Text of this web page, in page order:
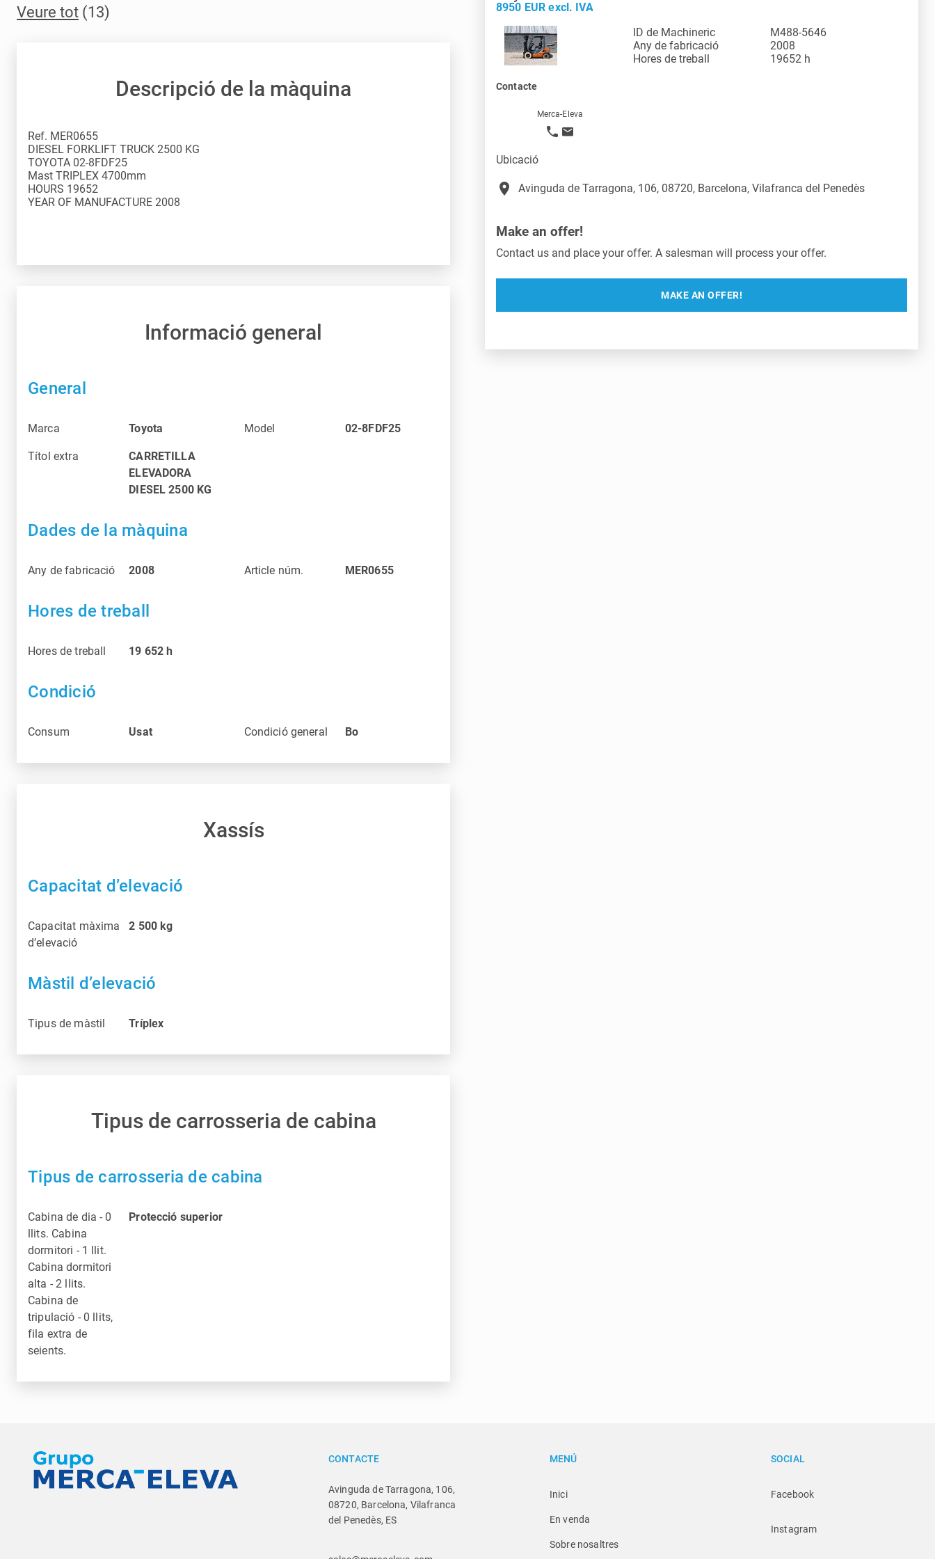
Veure tot (13)
Descripció de la màquina
Ref. MER0655
DIESEL FORKLIFT TRUCK 2500 KG
TOYOTA 02-8FDF25
Mast TRIPLEX 4700mm
HOURS 19652
YEAR OF MANUFACTURE 2008
Informació general
General
Marca Toyota Model 02-8FDF25
Títol extra
CARRETILLA
ELEVADORA
DIESEL 2500 KG
Dades de la màquina
Any de fabricació 2008 Article núm. MER0655
Hores de treball
Hores de treball 19 652h
Condició
Consum Usat Condició general Bo
Xassís
Capacitat d’elevació
Capacitat màxima
d’elevació
2 500 kg
Màstil d’elevació
Tipus de màstil Tríplex
Tipus de carrosseria de cabina
Tipus de carrosseria de cabina
Cabina de dia - 0
llits. Cabina
dormitori - 1 llit.
Cabina dormitori
alta - 2 llits.
Cabina de
tripulació - 0 llits,
fila extra de
seients.
Protecció superior
8950 EUR excl. IVA
ID de Machineric
M488-5646
Any de fabricació
2008
Hores de treball
19652 h
Contacte
Merca-Eleva
Ubicació
place Avinguda de Tarragona, 106, 08720, Barcelona, Vilafranca del Penedès
Make an offer!
Contact us and place your offer. A salesman will process your offer.
MAKE AN OFFER!
CONTACTE
Avinguda de Tarragona, 106,
08720, Barcelona, Vilafranca
del Penedès, ES
MENÚ
Inici
En venda
Sobre nosaltres
SOCIAL
Facebook
Instagram